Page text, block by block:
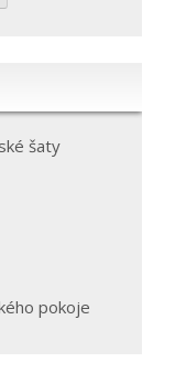
šaty
pokoje